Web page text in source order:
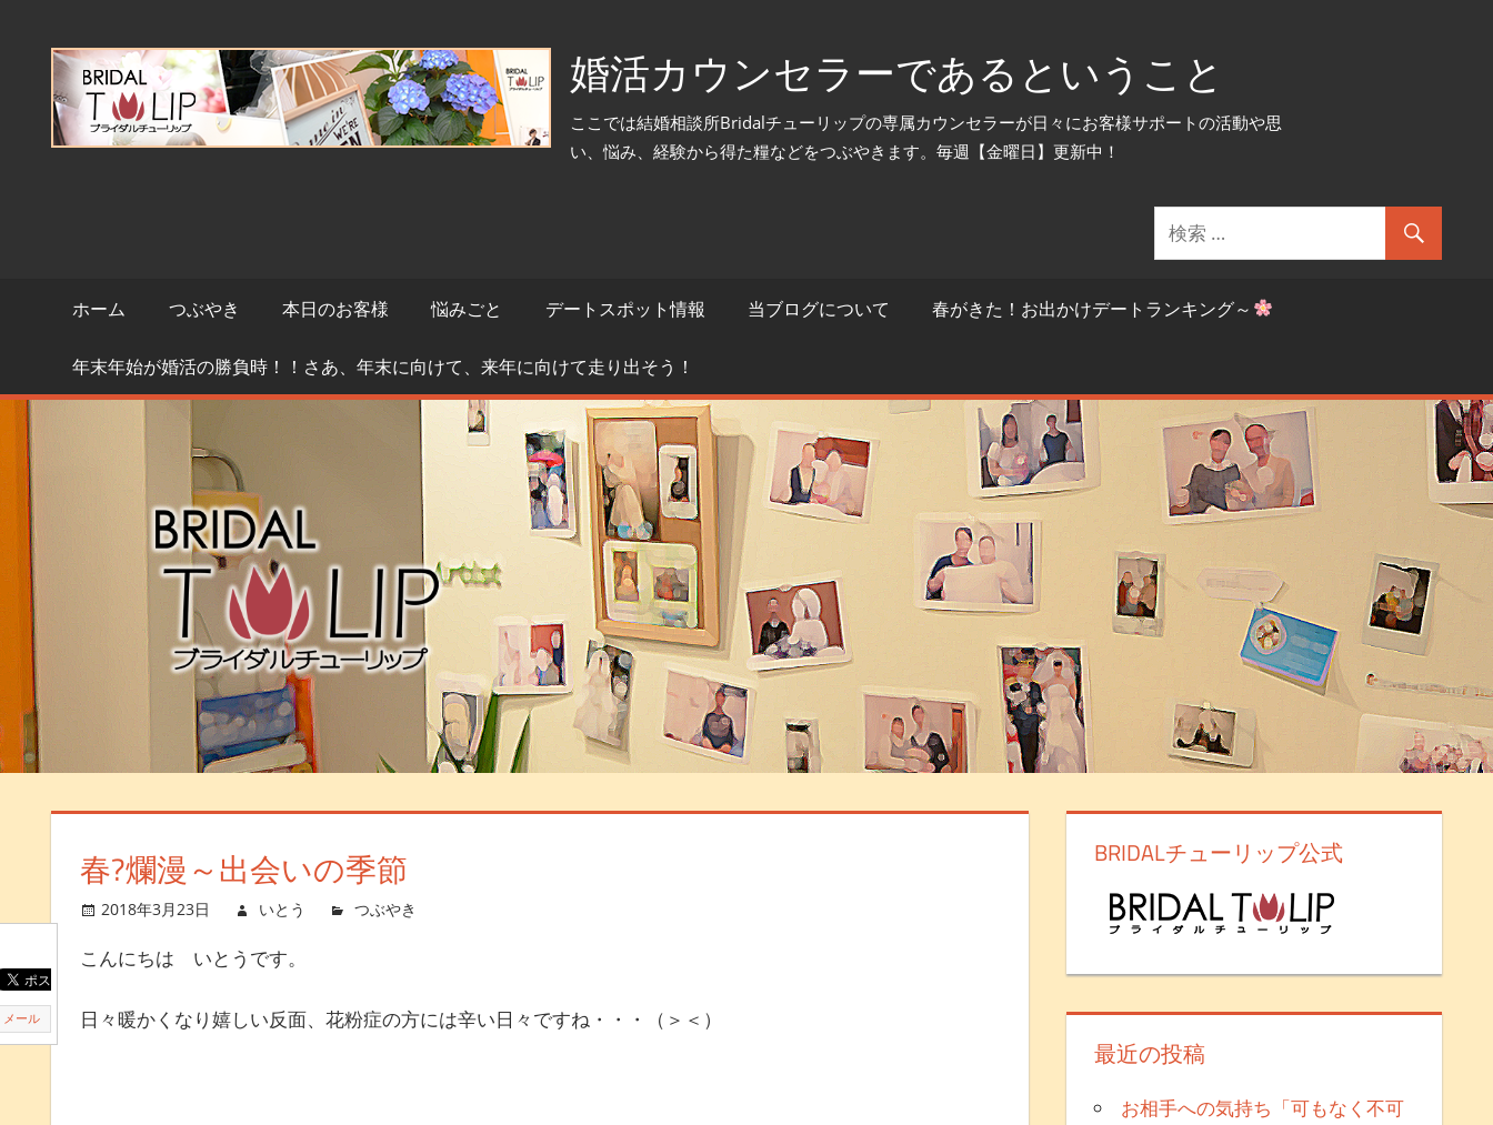
婚活カウンセラーであるということ
ここでは結婚相談所Bridalチューリップの専属カウンセラーが日々にお客様サポートの活動や思
い、悩み、経験から得た糧などをつぶやきます。毎週【金曜日】更新中！
ホーム つぶやき 本日のお客様 悩みごと デートスポット情報 当ブログについて 春がきた！お出かけデートランキング～
年末年始が婚活の勝負時！！さあ、年末に向けて、来年に向けて走り出そう！
春?爛漫～出会いの季節
2018年3月23日 いとう つぶやき
メール
こんにちは いとうです。
日々暖かくなり嬉しい反面、花粉症の方には辛い日々ですね・・・（＞＜）
BRIDALチューリップ公式
最近の投稿
お相手への気持ち「可もなく不可